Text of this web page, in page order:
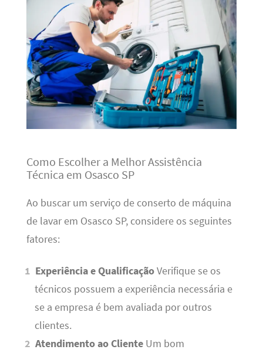
Como Escolher a Melhor Assistência
Técnica em Osasco SP
Ao buscar um serviço de conserto de máquina
de lavar em Osasco SP, considere os seguintes
fatores:
Experiência e QualificaçãoVerifique se os
técnicos possuem a experiência necessária e
se a empresa é bem avaliada por outros
clientes.
Atendimento ao Cliente Um bom